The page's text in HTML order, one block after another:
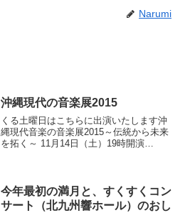
Narumi
沖縄現代の音楽展2015
くる土曜日はこちらに出演いたします沖
縄現代音楽の音楽展2015～伝統から未来
を拓く～ 11月14日（土）19時開演
演も、大学...
今年最初の満月と、すくすくコン
サート（北九州響ホール）のおし